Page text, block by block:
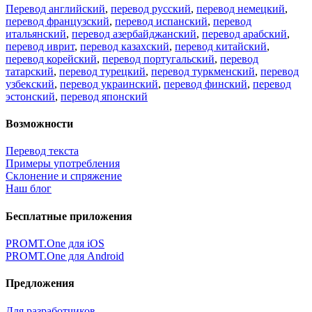
Перевод английский, перевод русский, перевод немецкий,
перевод французский, перевод испанский, перевод
итальянский, перевод азербайджанский, перевод арабский,
перевод иврит, перевод казахский, перевод китайский,
перевод корейский, перевод португальский, перевод
татарский, перевод турецкий, перевод туркменский, перевод
узбекский, перевод украинский, перевод финский, перевод
эстонский, перевод японский
Возможности
Перевод текста
Примеры употребления
Склонение и спряжение
Наш блог
Бесплатные приложения
PROMT.One для iOS
PROMT.One для Android
Предложения